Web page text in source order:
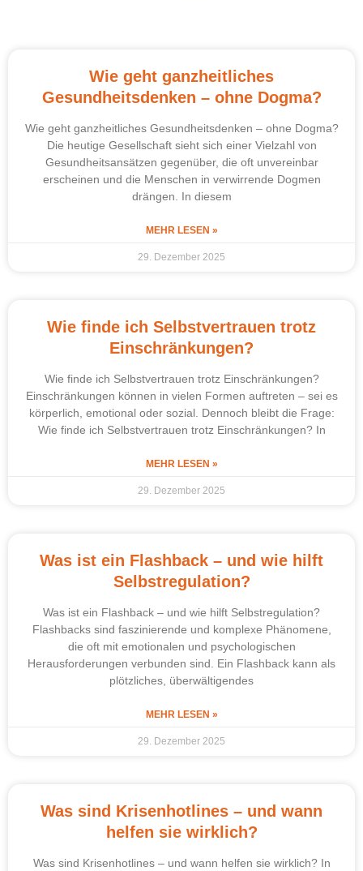
Wie geht ganzheitliches
Gesundheitsdenken – ohne Dogma?
Wie geht ganzheitliches Gesundheitsdenken – ohne Dogma?
Die heutige Gesellschaft sieht sich einer Vielzahl von
Gesundheitsansätzen gegenüber, die oft unvereinbar
erscheinen und die Menschen in verwirrende Dogmen
drängen. In diesem
MEHR LESEN »
29. Dezember 2025
Wie finde ich Selbstvertrauen trotz
Einschränkungen?
Wie finde ich Selbstvertrauen trotz Einschränkungen?
Einschränkungen können in vielen Formen auftreten – sei es
körperlich, emotional oder sozial. Dennoch bleibt die Frage:
Wie finde ich Selbstvertrauen trotz Einschränkungen? In
MEHR LESEN »
29. Dezember 2025
Was ist ein Flashback – und wie hilft
Selbstregulation?
Was ist ein Flashback – und wie hilft Selbstregulation?
Flashbacks sind faszinierende und komplexe Phänomene,
die oft mit emotionalen und psychologischen
Herausforderungen verbunden sind. Ein Flashback kann als
plötzliches, überwältigendes
MEHR LESEN »
29. Dezember 2025
Was sind Krisenhotlines – und wann
helfen sie wirklich?
Was sind Krisenhotlines – und wann helfen sie wirklich? In